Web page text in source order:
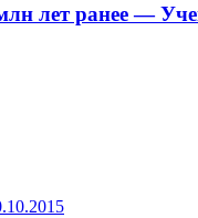
лет ранее —